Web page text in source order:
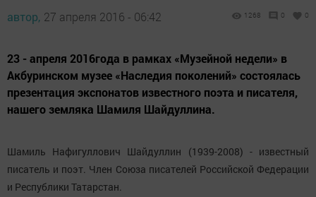
автор, 27 апреля 2016 - 06:42 1268 0 0
23 - апреля 2016года в рамках «Музейной недели» в
Акбуринском музее «Наследия поколений» состоялась
презентация экспонатов известного поэта и писателя,
нашего земляка Шамиля Шайдуллина.
Шамиль Нафигуллович Шайдуллин (1939-2008) - известный
писатель и поэт. Член Союза писателей Российской Федерации
и Республики Татарстан.